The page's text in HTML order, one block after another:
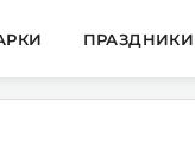
ПРАЗДНИКИ